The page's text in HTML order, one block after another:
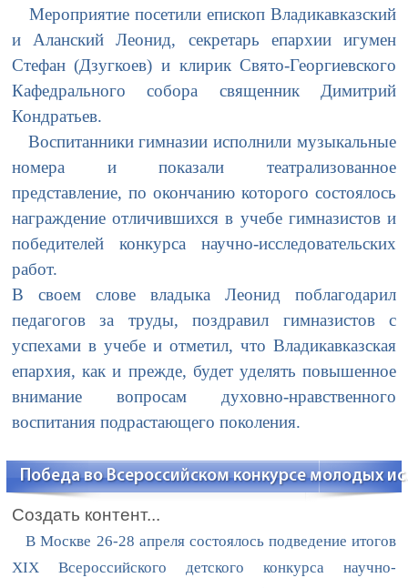
Мероприятие посетили епископ Владикавказский
и Аланский Леонид, секретарь епархии игумен
Стефан (Дзугкоев) и клирик Свято-Георгиевского
Кафедрального собора священник Димитрий
Кондратьев.
Воспитанники гимназии исполнили музыкальные
номера и показали театрализованное
представление, по окончанию которого состоялось
награждение отличившихся в учебе гимназистов и
победителей конкурса научно-исследовательских
работ.
В своем слове владыка Леонид поблагодарил
педагогов за труды, поздравил гимназистов с
успехами в учебе и отметил, что Владикавказская
епархия, как и прежде, будет уделять повышенное
внимание вопросам духовно-нравственного
воспитания подрастающего поколения.
Победа во Всероссийском конкурсе молодых
Создать контент...
В Москве 26-28 апреля состоялось подведение итогов
XIX Всероссийского детского конкурса научно-